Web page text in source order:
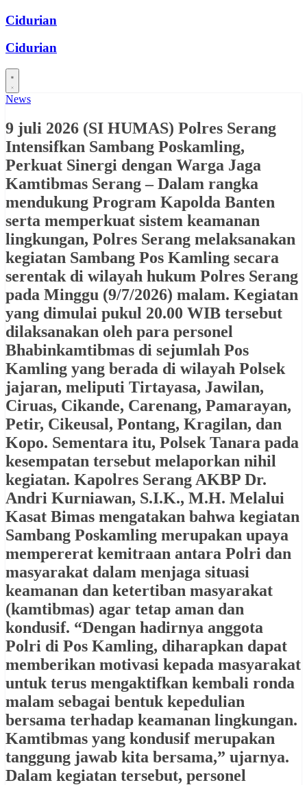
Skip
content
Cidurian
Cidurian
News
9 juli 2026 (SI HUMAS) Polres Serang
Intensifkan Sambang Poskamling,
Perkuat Sinergi dengan Warga Jaga
Kamtibmas Serang – Dalam rangka
mendukung Program Kapolda Banten
serta memperkuat sistem keamanan
lingkungan, Polres Serang melaksanakan
kegiatan Sambang Pos Kamling secara
serentak di wilayah hukum Polres Serang
pada Minggu (9/7/2026) malam. Kegiatan
yang dimulai pukul 20.00 WIB tersebut
dilaksanakan oleh para personel
Bhabinkamtibmas di sejumlah Pos
Kamling yang berada di wilayah Polsek
jajaran, meliputi Tirtayasa, Jawilan,
Ciruas, Cikande, Carenang, Pamarayan,
Petir, Cikeusal, Pontang, Kragilan, dan
Kopo. Sementara itu, Polsek Tanara pada
kesempatan tersebut melaporkan nihil
kegiatan. Kapolres Serang AKBP Dr.
Andri Kurniawan, S.I.K., M.H. Melalui
Kasat Bimas mengatakan bahwa kegiatan
Sambang Poskamling merupakan upaya
mempererat kemitraan antara Polri dan
masyarakat dalam menjaga situasi
keamanan dan ketertiban masyarakat
(kamtibmas) agar tetap aman dan
kondusif. “Dengan hadirnya anggota
Polri di Pos Kamling, diharapkan dapat
memberikan motivasi kepada masyarakat
untuk terus mengaktifkan kembali ronda
malam sebagai bentuk kepedulian
bersama terhadap keamanan lingkungan.
Kamtibmas yang kondusif merupakan
tanggung jawab kita bersama,” ujarnya.
Dalam kegiatan tersebut, personel